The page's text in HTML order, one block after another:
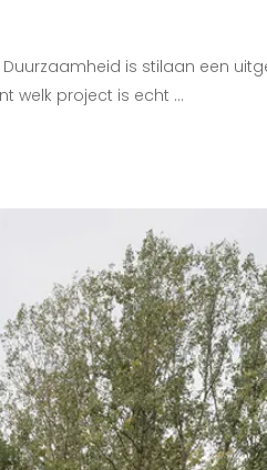
is stilaan een
welk project is echt